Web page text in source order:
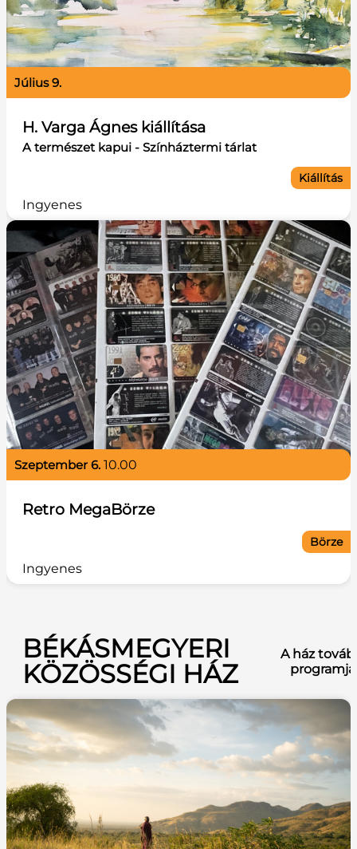
H. Varga Ágnes kiállítása
A természet kapui - Színháztermi tárlat
július 9.
Ingyenes
Kiállítás
Retro MegaBörze
szeptember 6. 10.00
Ingyenes
Börze
BÉKÁSMEGYERI
KÖZÖSSÉGI HÁZ
A ház